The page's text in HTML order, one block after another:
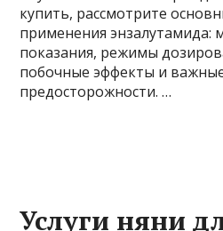
купить, рассмотрите
применения энзалутамида:
показания, режимы
побочные эффекты и
предосторожности. …
Услуги няни